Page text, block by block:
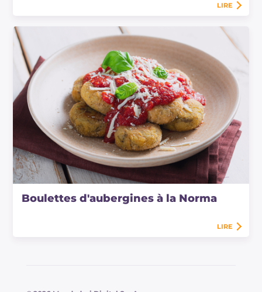
LIRE
Boulettes d'aubergines à la Norma
LIRE